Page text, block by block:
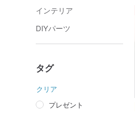
インテリア
DIYパーツ
タグ
クリア
プレゼント